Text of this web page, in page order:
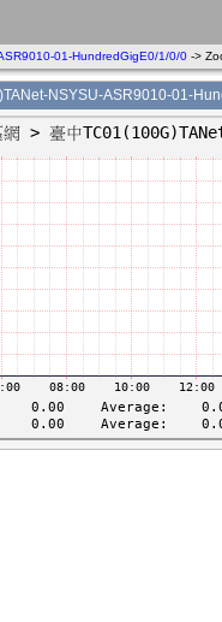
01-HundredGigE0/1/0/0 ->
NSYSU-ASR9010-01-